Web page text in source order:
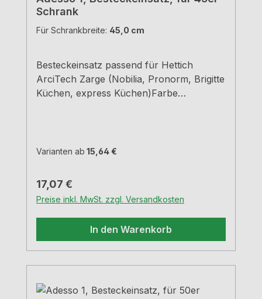
Schrank
Für Schrankbreite: 45,0 cm
Besteckeinsatz passend für Hettich
ArciTech Zarge (Nobilia, Pronorm, Brigitte
Küchen, express Küchen)Farbe
Varianten ab 15,64 €
Regulärer Preis:
17,07 €
Preise inkl. MwSt. zzgl. Versandkosten
In den Warenkorb